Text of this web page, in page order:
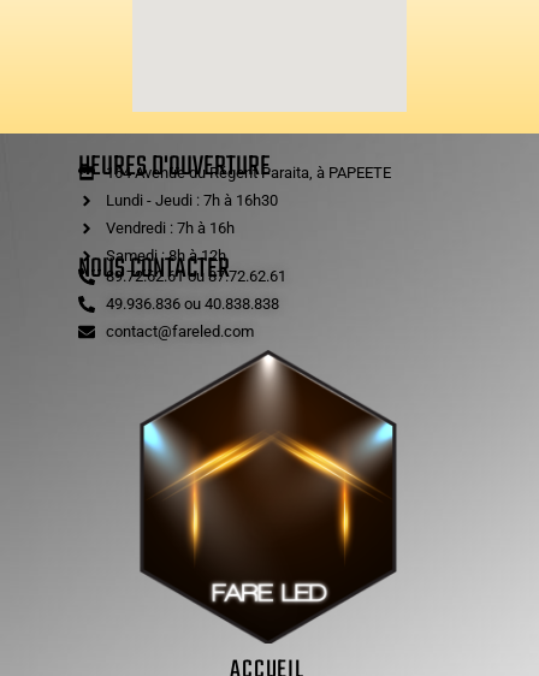
HEURES D'OUVERTURE
164 Avenue du Régent Paraita, à PAPEETE
Lundi - Jeudi : 7h à 16h30
Vendredi : 7h à 16h
Samedi : 8h à 12h
NOUS CONTACTER
89.72.62.61 ou 87.72.62.61
49.936.836 ou 40.838.838
contact@fareled.com